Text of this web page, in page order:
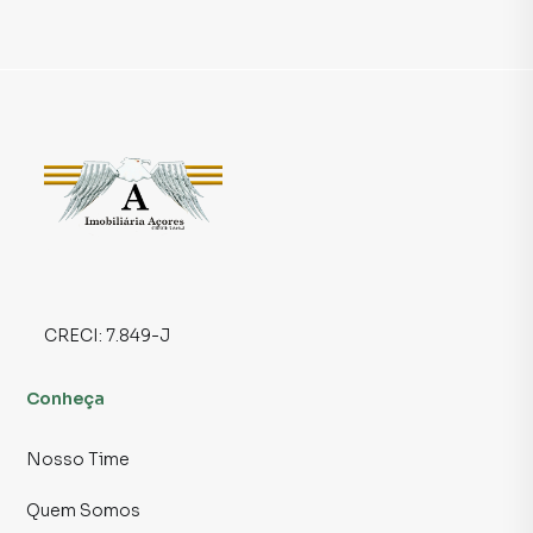
Comodidades do Condomínio:
- Piscina: Um grande atrativo para os dias quentes,
família.
ambiente sofisticado.
- Áreas verdes: Rodeado por natureza, o condomínio
oferece um ambiente tranquilo e cheio de vida,
CRECI: 7.849-J
Conheça
Nosso Time
Quem Somos